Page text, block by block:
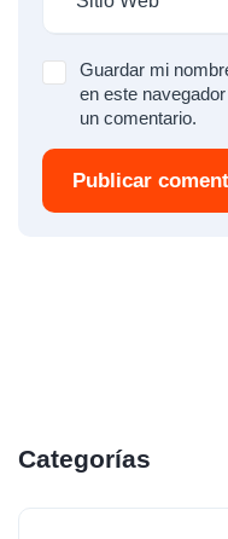
Guardar mi
en este
un comentario.
Publicar
Categorías